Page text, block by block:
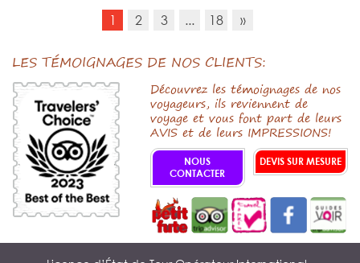
1 2 3 ... 18 »
LES TÉMOIGNAGES DE NOS CLIENTS:
Découvrez les témoignages de nos
voyageurs, ils reviennent de
voyage et vous font part de leurs
AVIS et de leurs IMPRESSIONS!
NOUS
CONTACTER
DEVIS SUR MESURE